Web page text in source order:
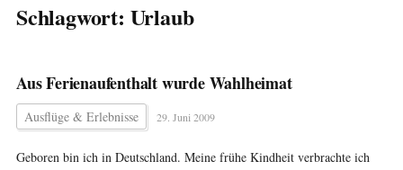
Schlagwort: Urlaub
Aus Ferienaufenthalt wurde Wahlheimat
Ausflüge & Erlebnisse 29. Juni 2009
Geboren bin ich in Deutschland. Meine frühe Kindheit verbrachte ich